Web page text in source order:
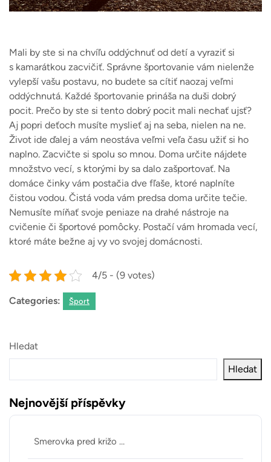
Mali by ste si na chvíľu oddýchnuť od detí a vyraziť si
s kamarátkou zacvičiť. Správne športovanie vám nielenže
vylepší vašu postavu, no budete sa cítiť naozaj veľmi
oddýchnutá. Každé športovanie prináša na duši dobrý
pocit. Prečo by ste si tento dobrý pocit mali nechať ujsť?
Aj popri deťoch musíte myslieť aj na seba, nielen na ne.
Život ide ďalej a vám neostáva veľmi veľa času užiť si ho
naplno. Zacvičte si spolu so mnou. Doma určite nájdete
množstvo vecí, s ktorými by sa dalo zašportovať. Na
domáce činky vám postačia dve fľaše, ktoré naplníte
čistou vodou. Čistá voda vám predsa doma určite tečie.
Nemusíte míňať svoje peniaze na drahé nástroje na
cvičenie či športové pomôcky. Postačí vám hromada vecí,
ktoré máte bežne aj vy vo svojej domácnosti.
4/5 - (9 votes)
Categories: Šport
Hledat
Hledat
Nejnovější příspěvky
Smerovka pred križo …